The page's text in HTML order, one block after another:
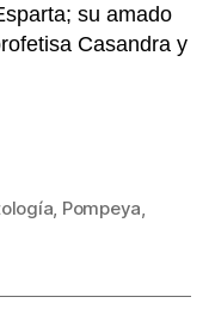
su amado
Casandra y
, Pompeya,